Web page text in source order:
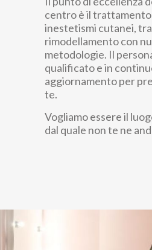
centro è il
inestetismi cutanei,
rimodellamento con
metodologie. Il
qualificato e in
aggiornamento per
te.
Vogliamo essere il
dal quale non te ne